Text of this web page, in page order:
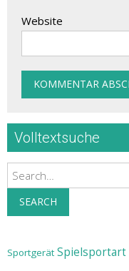
Website
Volltextsuche
Search
SEARCH
Sportgerät Spielsportart